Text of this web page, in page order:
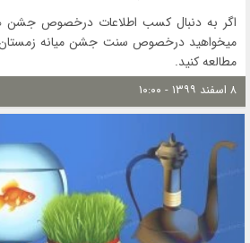
اگر به دنبال کسب اطلاعات درخصوص جشن
میخواهید درخصوص سنت جشن میانه زمستان
مطالعه کنید.
۸ اسفند ۱۳۹۹ - ۱۰:۰۰